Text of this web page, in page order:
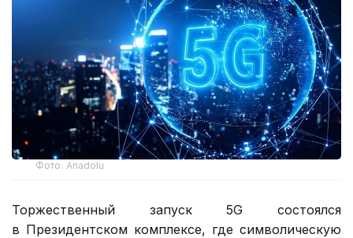
Фото: Anadolu
Торжественный запуск 5G состоялся
в Президентском комплексе, где символическую